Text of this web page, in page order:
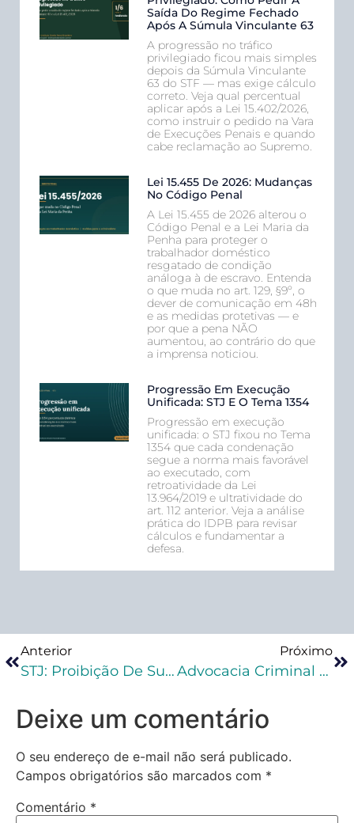
Saída Do Regime Fechado
Após A Súmula Vinculante 63
A progressão no tráfico
privilegiado ficou mais simples
depois da Súmula Vinculante
63 do STF — mas exige cálculo
correto. Veja qual percentual
aplicar após a Lei 15.402/2026,
como instruir o pedido na Vara
de Execuções Penais e quando
cabe reclamação ao Supremo.
Lei 15.455 De 2026: Mudanças
No Código Penal
A Lei 15.455 de 2026 alterou o
Código Penal e a Lei Maria da
Penha para proteger o
trabalhador doméstico
resgatado de condição
análoga à de escravo. Entenda
o que muda no art. 129, §9º, o
dever de comunicação em 48h
e as medidas protetivas — e
por que a pena NÃO
aumentou, ao contrário do que
a imprensa noticiou.
Progressão Em Execução
Unificada: STJ E O Tema 1354
Progressão em execução
unificada: o STJ fixou no Tema
1354 que cada condenação
segue a norma mais favorável
ao executado, com
retroatividade da Lei
13.964/2019 e ultratividade do
art. 112 anterior. Veja a análise
prática do IDPB para revisar
cálculos e fundamentar a
defesa.
Anterior
STJ: Proibição De Substituição Da Pena Por Causa De Reincidência Só Ocorre Em Crimes Idênticos
Próximo
Advocacia Criminal Para Iniciantes
Deixe um comentário
O seu endereço de e-mail não será publicado.
Campos obrigatórios são marcados com *
Comentário *